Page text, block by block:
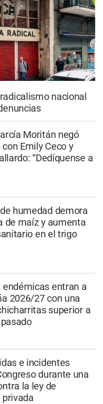
nacional
Moritán negó
Emily Ceco y
“Dedíquense a
humedad demora
de maíz y aumenta
en el trigo
endémicas entran a
2026/27 con una
superior a
e incidentes
durante una
la ley de